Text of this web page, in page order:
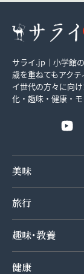
サライ.jp｜小学館
歳を重ねてもアク
イ世代の方々に向
化・趣味・健康・
美味
旅行
趣味･教養
健康